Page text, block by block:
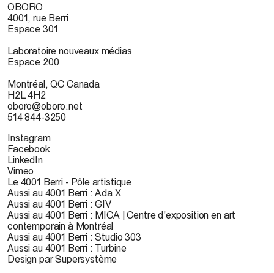
OBORO
4001, rue Berri
Espace 301
Laboratoire nouveaux médias
Espace 200
Montréal, QC Canada
H2L 4H2
oboro@oboro.net
514 844-3250
Instagram
Facebook
LinkedIn
Vimeo
Le 4001 Berri - Pôle artistique
Aussi au 4001 Berri : Ada X
Aussi au 4001 Berri : GIV
Aussi au 4001 Berri : MICA | Centre d'exposition en art
contemporain à Montréal
Aussi au 4001 Berri : Studio 303
Aussi au 4001 Berri : Turbine
Design par Supersystème